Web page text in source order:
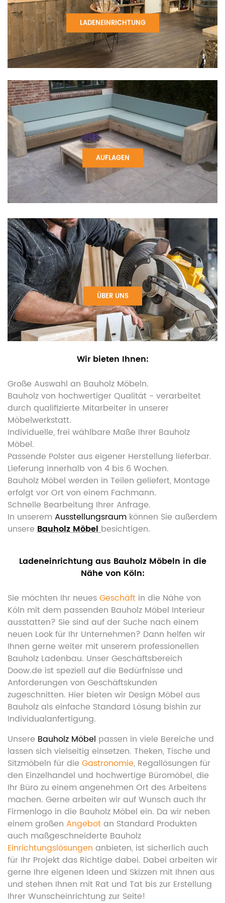
LADENEINRICHTUNG
AUFLAGEN
ÜBER UNS
Wir bieten Ihnen:
Große Auswahl an Bauholz Möbeln.
Bauholz von hochwertiger Qualität - verarbeitet
durch qualifizierte Mitarbeiter in unserer
Möbelwerkstatt.
Individuelle, frei wählbare Maße Ihrer Bauholz
Möbel.
Passende Polster aus eigener Herstellung lieferbar.
Lieferung innerhalb von 4 bis 6 Wochen.
Bauholz Möbel werden in Teilen geliefert, Montage
erfolgt vor Ort von einem Fachmann.
Schnelle Bearbeitung Ihrer Anfrage.
In unseremAusstellungsraum können Sie außerdem
unsere Bauholz Möbel besichtigen.
Ladeneinrichtung aus Bauholz Möbeln in die
Nähe von Köln:
Sie möchten Ihr neuesGeschäft in die Nähe von
Köln mit dem passenden Bauholz Möbel Interieur
ausstatten? Sie sind auf der Suche nach einem
neuen Look für Ihr Unternehmen? Dann helfen wir
Ihnen gerne weiter mit unserem professionellen
Bauholz Ladenbau. Unser Geschäftsbereich
Doow.de ist speziell auf die Bedürfnisse und
Anforderungen von Geschäftskunden
zugeschnitten. Hier bieten wir Design Möbel aus
Bauholz als einfache Standard Lösung bishin zur
Individualanfertigung.
Unsere Bauholz Möbel passen in viele Bereiche und
lassen sich vielseitig einsetzen. Theken, Tische und
Sitzmöbeln für die Gastronomie, Regallösungen für
den Einzelhandel und hochwertige Büromöbel, die
Ihr Büro zu einem angenehmen Ort des Arbeitens
machen. Gerne arbeiten wir auf Wunsch auch Ihr
Firmenlogo in die Bauholz Möbel ein. Da wir neben
einem großen Angebotan Standard Produkten
auch maßgeschneiderte Bauholz
Einrichtungslösungen anbieten, ist sicherlich auch
für Ihr Projekt das Richtige dabei. Dabei arbeiten wir
gerne Ihre eigenen Ideen und Skizzen mit Ihnen aus
und stehen Ihnen mit Rat und Tat bis zur Erstellung
Ihrer Wunscheinrichtung zur Seite!